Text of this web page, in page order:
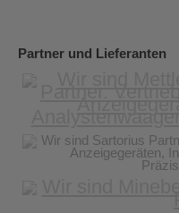
Partner und Lieferanten